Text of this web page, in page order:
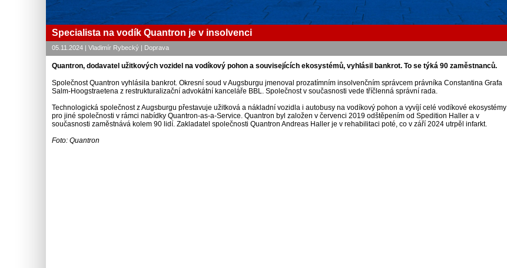
Specialista na vodík Quantron je v insolvenci
05.11.2024 | Vladimír Rybecký | Doprava
Quantron, dodavatel užitkových vozidel na vodíkový pohon a souvisejících ekosystémů, vyhlásil bankrot. To se týká 90 zaměstnanců.
Společnost Quantron vyhlásila bankrot. Okresní soud v Augsburgu jmenoval prozatímním insolvenčním správcem právníka Constantina Grafa
Salm-Hoogstraetena z restrukturalizační advokátní kanceláře BBL. Společnost v současnosti vede tříčlenná správní rada.
Technologická společnost z Augsburgu přestavuje užitková a nákladní vozidla i autobusy na vodíkový pohon a vyvíjí celé vodíkové ekosystémy
pro jiné společnosti v rámci nabídky Quantron-as-a-Service. Quantron byl založen v červenci 2019 odštěpením od Spedition Haller a v
současnosti zaměstnává kolem 90 lidí. Zakladatel společnosti Quantron Andreas Haller je v rehabilitaci poté, co v září 2024 utrpěl infarkt.
Foto: Quantron